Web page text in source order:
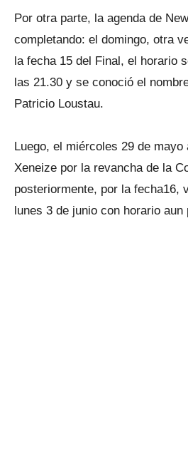
Por otra parte, la agenda de
completando: el domingo, otra
la fecha 15 del Final, el horario
las 21.30 y se conoció el
Patricio Loustau.
Luego, el miércoles 29 de
Xeneize por la revancha de la
posteriormente, por la fecha16,
lunes 3 de junio con horario aun